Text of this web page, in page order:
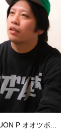
P オオツボ...